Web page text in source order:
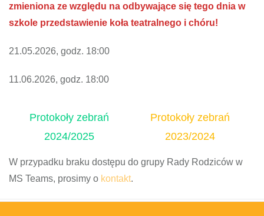
zmieniona ze względu na odbywające się tego dnia w
szkole przedstawienie koła teatralnego i chóru!
21.05.2026, godz. 18:00
11.06.2026, godz. 18:00
Protokoły zebrań
2024/2025
Protokoły zebrań
2023/2024
W przypadku braku dostępu do grupy Rady Rodziców w
MS Teams, prosimy o kontakt.